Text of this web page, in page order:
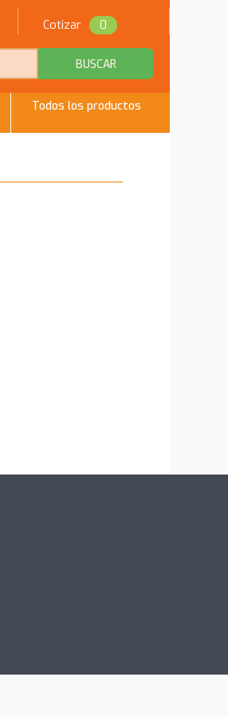
Cotizar 0
BUSCAR
Todos los productos